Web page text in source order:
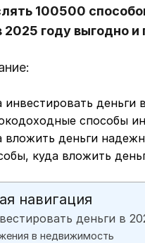
100500
2025 году выгодно и
инвестировать деньги
способы
вложить деньги
куда вложить
навигация
деньги в
в недвижимость